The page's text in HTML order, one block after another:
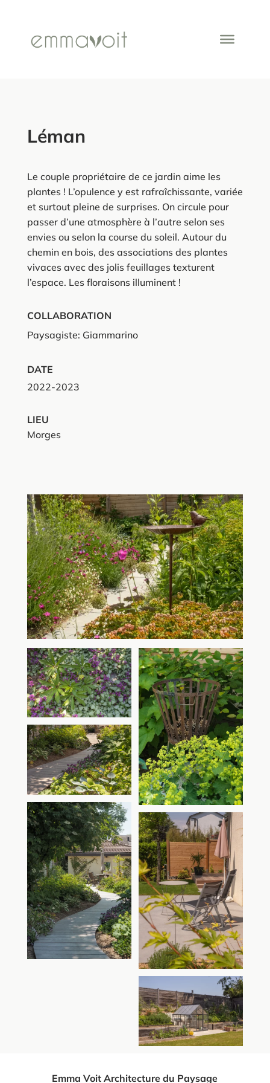
Léman
Le couple propriétaire de ce jardin aime les
plantes ! L’opulence y est rafraîchissante, variée
et surtout pleine de surprises. On circule pour
passer d’une atmosphère à l’autre selon ses
envies ou selon la course du soleil. Autour du
chemin en bois, des associations des plantes
vivaces avec des jolis feuillages texturent
l’espace. Les floraisons illuminent !
COLLABORATION
Paysagiste: Giammarino
DATE
2022-2023
LIEU
Morges
Emma Voit Architecture du Paysage